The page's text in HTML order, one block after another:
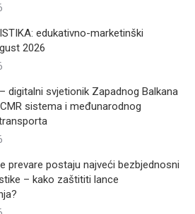
edukativno-marketinški
2026
digitalni svjetionik Zapadnog Balkana
sistema i međunarodnog
prevare postaju najveći bezbjednosni
– kako zaštititi lance